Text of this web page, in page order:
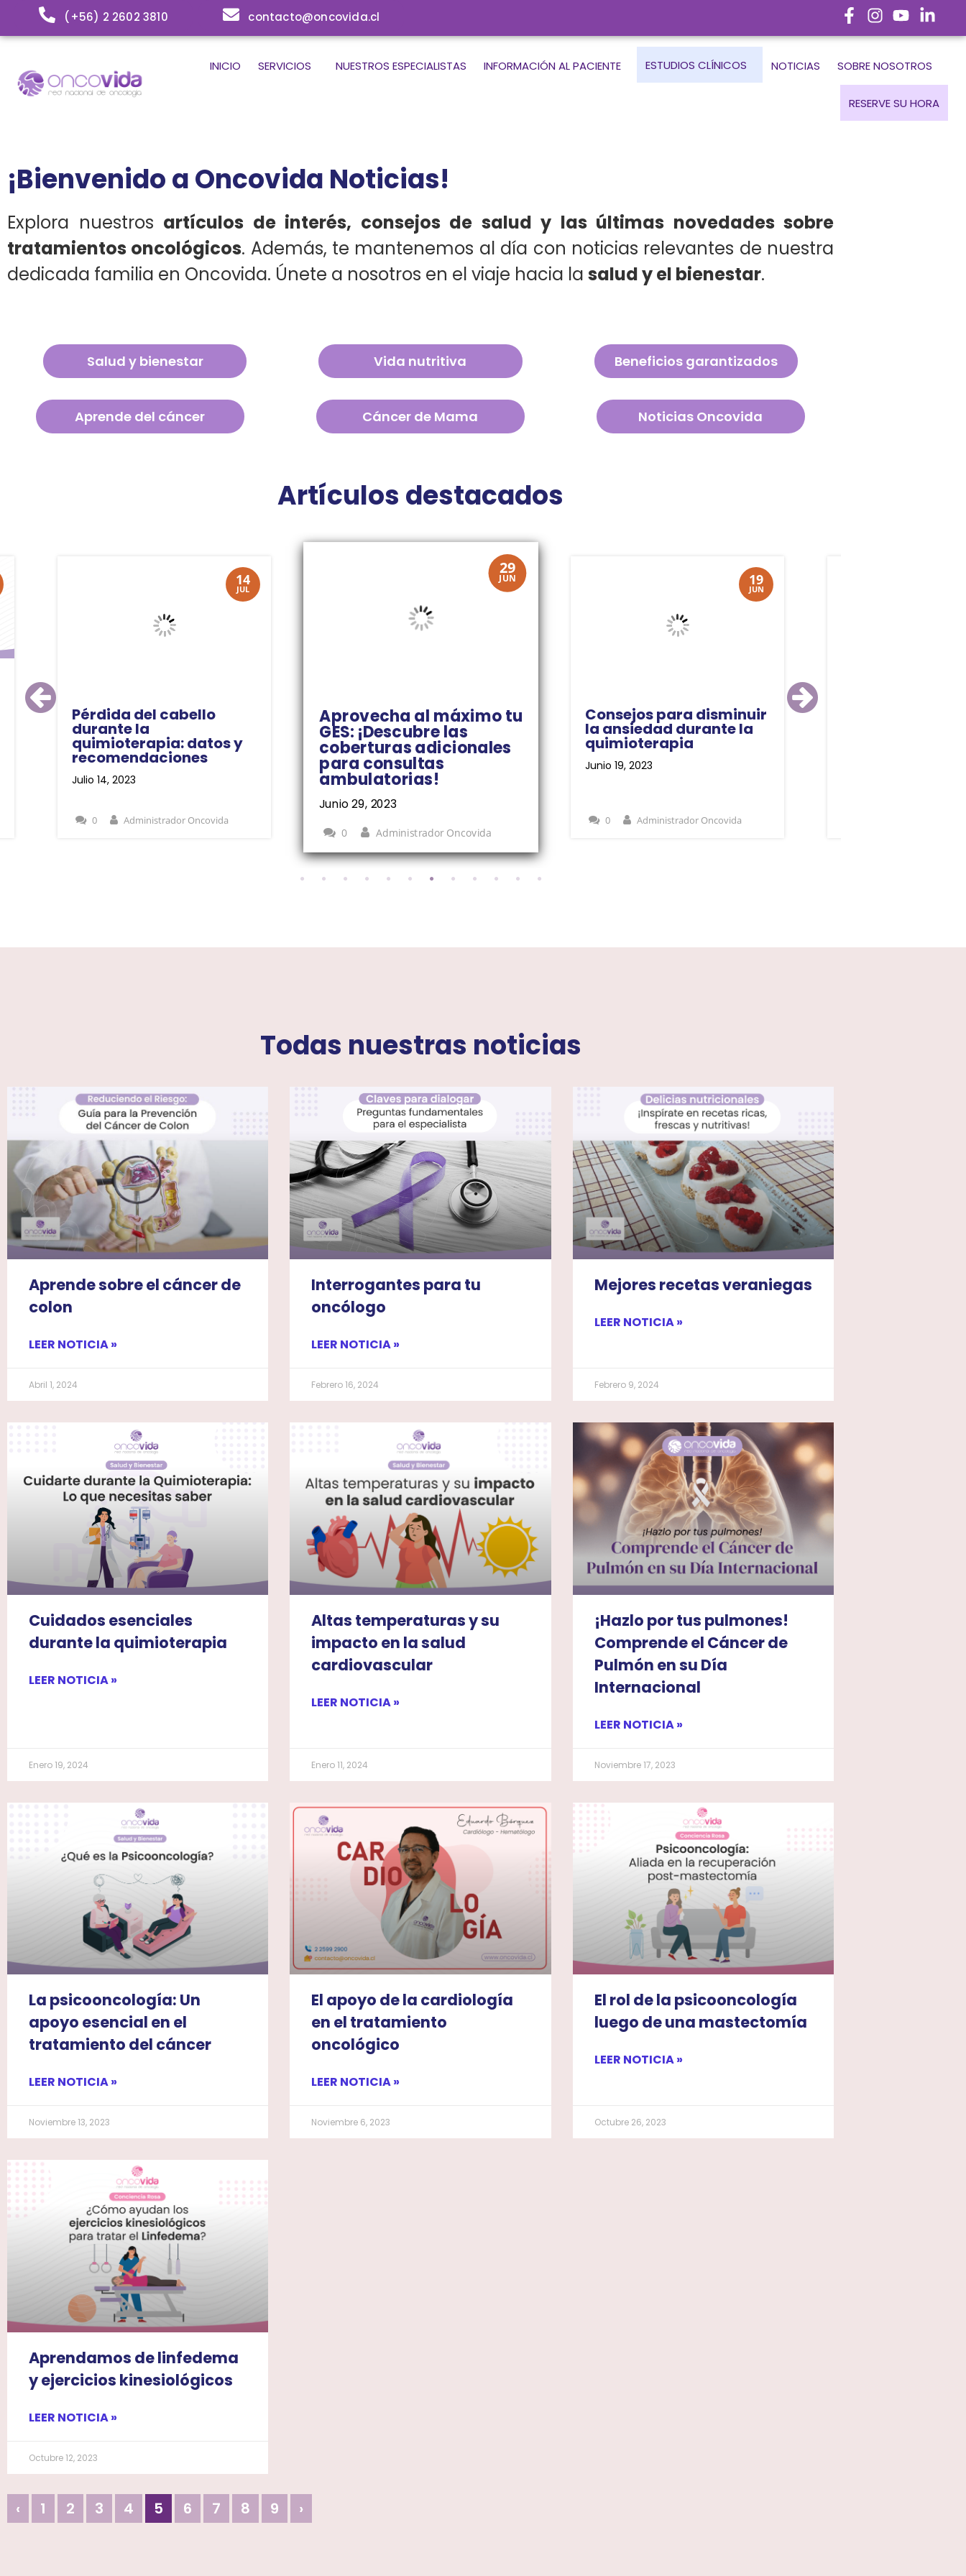
(+56) 2 2602 3810 contacto@oncovida.cl
INICIO SERVICIOS NUESTROS ESPECIALISTAS INFORMACIÓN AL PACIENTE ESTUDIOS CLÍNICOS NOTICIAS SOBRE NOSOTROS
RESERVE SU HORA
¡Bienvenido a Oncovida Noticias!
Explora nuestros artículos de interés, consejos de salud y las últimas novedades sobre
tratamientos oncológicos. Además, te mantenemos al día con noticias relevantes de nuestra
dedicada familia en Oncovida. Únete a nosotros en el viaje hacia la salud y el bienestar.
Salud y bienestar Vida nutritiva Beneficios garantizados
Aprende del cáncer Cáncer de Mama Noticias Oncovida
Artículos destacados
14
JUL
Pérdida del cabello
durante la
quimioterapia: datos y
recomendaciones
Julio 14, 2023
0 Administrador Oncovida
29
JUN
Aprovecha al máximo tu
GES: ¡Descubre las
coberturas adicionales
para consultas
ambulatorias!
Junio 29, 2023
0 Administrador Oncovida
19
JUN
Consejos para disminuir
la ansiedad durante la
quimioterapia
Junio 19, 2023
0 Administrador Oncovida
Todas nuestras noticias
Aprende sobre el cáncer de
colon
LEER NOTICIA »
Abril 1, 2024
Interrogantes para tu
oncólogo
LEER NOTICIA »
Febrero 16, 2024
Mejores recetas veraniegas
LEER NOTICIA »
Febrero 9, 2024
Cuidados esenciales
durante la quimioterapia
LEER NOTICIA »
Enero 19, 2024
Altas temperaturas y su
impacto en la salud
cardiovascular
LEER NOTICIA »
Enero 11, 2024
¡Hazlo por tus pulmones!
Comprende el Cáncer de
Pulmón en su Día
Internacional
LEER NOTICIA »
Noviembre 17, 2023
La psicooncología: Un
apoyo esencial en el
tratamiento del cáncer
LEER NOTICIA »
Noviembre 13, 2023
El apoyo de la cardiología
en el tratamiento
oncológico
LEER NOTICIA »
Noviembre 6, 2023
El rol de la psicooncología
luego de una mastectomía
LEER NOTICIA »
Octubre 26, 2023
Aprendamos de linfedema
y ejercicios kinesiológicos
LEER NOTICIA »
Octubre 12, 2023
‹ 1 2 3 4 5 6 7 8 9 ›